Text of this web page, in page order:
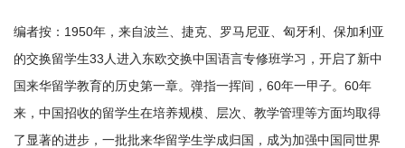
编者按：1950年，来自波兰、捷克、罗马尼亚、匈牙利、保加利亚
的交换留学生33人进入东欧交换中国语言专修班学习，开启了新中
国来华留学教育的历史第一章。弹指一挥间，60年一甲子。60年
来，中国招收的留学生在培养规模、层次、教学管理等方面均取得
了显著的进步，一批批来华留学生学成归国，成为加强中国同世界